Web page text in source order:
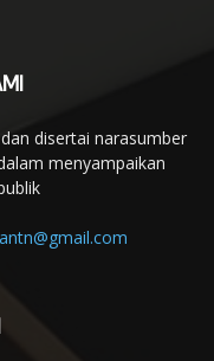
disertai narasumber
menyampaikan